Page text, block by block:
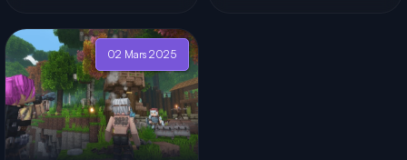
02 Mars 2025